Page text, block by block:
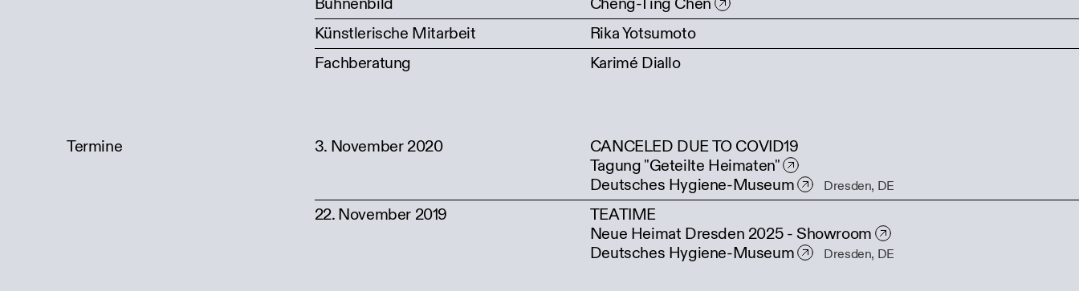
Künstlerische Mitarbeit
Rika Yotsumoto
Fachberatung
Karimé Diallo
Termine 3. November 2020
CANCELED DUE TO COVID19
Tagung "Geteilte Heimaten"
Deutsches Hygiene-Museum
Dresden, DE
22. November 2019
TEATIME
Neue Heimat Dresden 2025 - Showroom
Deutsches Hygiene-Museum
Dresden, DE